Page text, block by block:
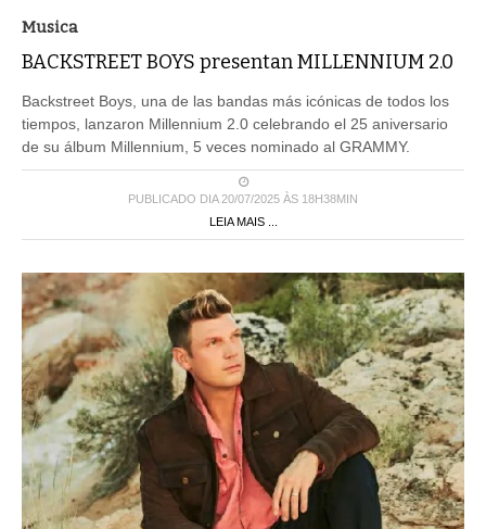
Musica
BACKSTREET BOYS presentan MILLENNIUM 2.0
Backstreet Boys, una de las bandas más icónicas de todos los
tiempos, lanzaron Millennium 2.0 celebrando el 25 aniversario
de su álbum Millennium, 5 veces nominado al GRAMMY.
PUBLICADO DIA 20/07/2025 ÀS 18H38MIN
LEIA MAIS ...